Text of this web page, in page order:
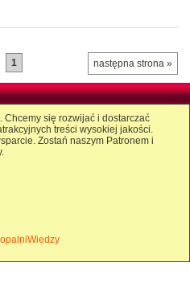
następna strona »
1
się rozwijać i dostarczać
treści wysokiej jakości.
Zostań naszym Patronem i